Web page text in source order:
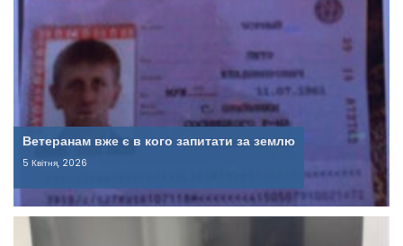
Ветеранам вже є в кого запитати за землю
5 Квітня, 2026